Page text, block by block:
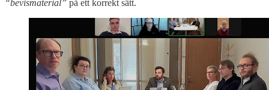
“bevismaterial” på ett korrekt sätt.